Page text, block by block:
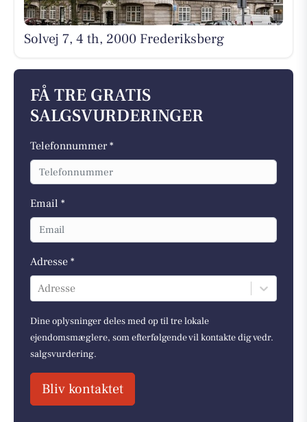
Solvej 7, 4 th, 2000 Frederiksberg
FÅ TRE GRATIS
SALGSVURDERINGER
Telefonnummer *
Email *
Adresse *
Adresse
Dine oplysninger deles med op til tre lokale
ejendomsmæglere, som efterfølgende vil kontakte dig vedr.
salgsvurdering.
Bliv kontaktet